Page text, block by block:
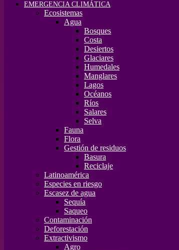
EMERGENCIA CLIMÁTICA
Ecosistemas
Agua
Bosques
Costa
Desiertos
Glaciares
Humedales
Manglares
Lagos
Océanos
Ríos
Salares
Selva
Fauna
Flora
Gestión de residuos
Basura
Reciclaje
Latinoamérica
Especies en riesgo
Escasez de agua
Sequía
Saqueo
Contaminación
Deforestación
Extractivismo
Agro